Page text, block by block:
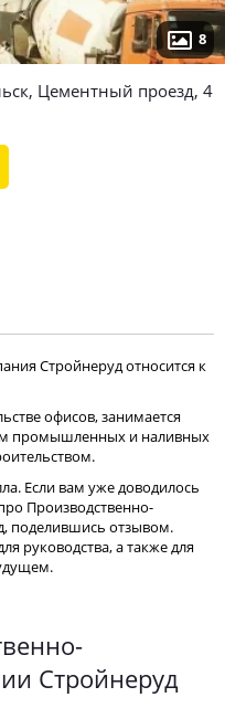
8
Цементный проезд, 4
Стройнеруд относится к
офисов, занимается
промышленных и наливных
Если вам уже доводилось
Производственно-
поделившись отзывом.
руководства, а также для
Стройнеруд